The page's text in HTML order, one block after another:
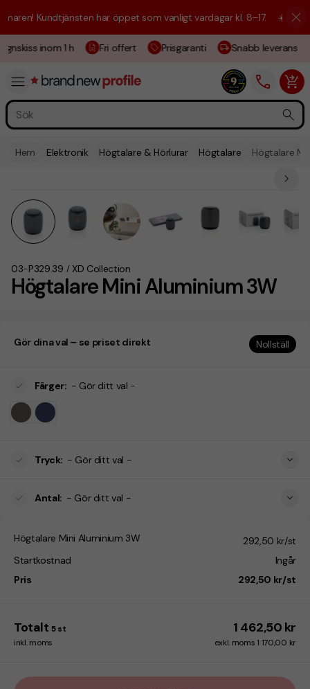
Kundtjänsten har öppet som vanligt vardagar kl. 8–17. ☀️ Vi är
inom 1 h Fri offert Prisgaranti Snabb leverans
Hem Elektronik Högtalare & Hörlurar Högtalare Högtalare
Högtalare Mini Aluminium 3W
03-P329.39 / XD Collection
Gör dina val – se priset direkt Nollställ
Färger: - Gör ditt val -
Tryck: - Gör ditt val -
Antal: - Gör ditt val -
Högtalare Mini Aluminium 3W
292,50 kr/st
Startkostnad
Ingår
Pris
292,50 kr/st
Totalt 5 st 1 462,50 kr
inkl. moms exkl. moms 1 170,00 kr